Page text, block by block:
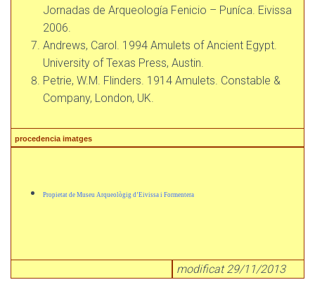
Jornadas de Arqueología Fenicio – Puníca. Eivissa
2006.
Andrews, Carol. 1994 Amulets of Ancient Egypt.
University of Texas Press, Austin.
Petrie, W.M. Flinders. 1914 Amulets. Constable &
Company, London, UK.
procedencia imatges
Propietat de Museu Arqueològig d’Eivissa i Formentera
modificat 29/11/2013